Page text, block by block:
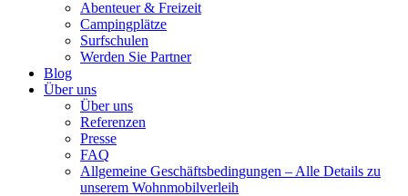
Abenteuer & Freizeit
Campingplätze
Surfschulen
Werden Sie Partner
Blog
Über uns
Über uns
Referenzen
Presse
FAQ
Allgemeine Geschäftsbedingungen – Alle Details zu
unserem Wohnmobilverleih